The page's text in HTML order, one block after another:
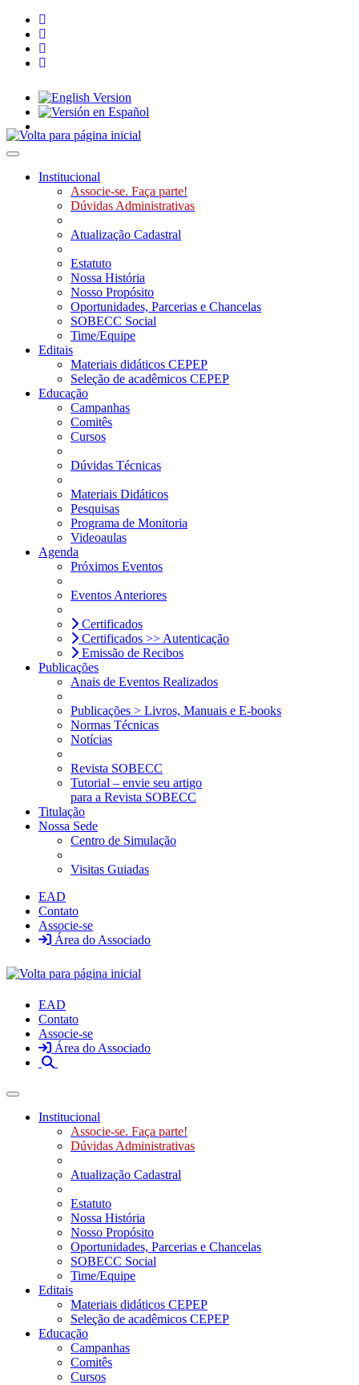
Toggle navigation
Institucional
Associe-se. Faça parte!
Dúvidas Administrativas
Atualização Cadastral
Estatuto
Nossa História
Nosso Propósito
Oportunidades, Parcerias e Chancelas
SOBECC Social
Time/Equipe
Editais
Materiais didáticos CEPEP
Seleção de acadêmicos CEPEP
Educação
Campanhas
Comitês
Cursos
Dúvidas Técnicas
Materiais Didáticos
Pesquisas
Programa de Monitoria
Videoaulas
Agenda
Próximos Eventos
Eventos Anteriores
Certificados
Certificados >> Autenticação
Emissão de Recibos
Publicações
Anais de Eventos Realizados
Publicações > Livros, Manuais e E-books
Normas Técnicas
Notícias
Revista SOBECC
Tutorial – envie seu artigo
para a Revista SOBECC
Titulação
Nossa Sede
Centro de Simulação
Visitas Guiadas
EAD
Contato
Associe-se
Área do Associado
EAD
Contato
Associe-se
Área do Associado
Toggle navigation
Institucional
Associe-se. Faça parte!
Dúvidas Administrativas
Atualização Cadastral
Estatuto
Nossa História
Nosso Propósito
Oportunidades, Parcerias e Chancelas
SOBECC Social
Time/Equipe
Editais
Materiais didáticos CEPEP
Seleção de acadêmicos CEPEP
Educação
Campanhas
Comitês
Cursos